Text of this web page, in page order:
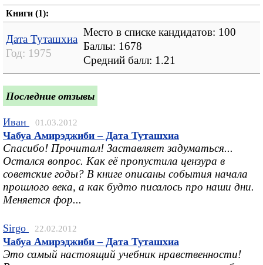
Книги (1):
Дата Туташхиа
Год: 1975
Место в списке кандидатов: 100
Баллы: 1678
Средний балл: 1.21
Последние отзывы
Иван 01.03.2012
Чабуа Амирэджиби – Дата Туташхиа
Спасибо! Прочитал! Заставляет задуматься...
Остался вопрос. Как её пропустила цензура в
советские годы? В книге описаны события начала
прошлого века, а как будто писалось про наши дни.
Меняется фор...
Sirgo 22.02.2012
Чабуа Амирэджиби – Дата Туташхиа
Это самый настоящий учебник нравственности!